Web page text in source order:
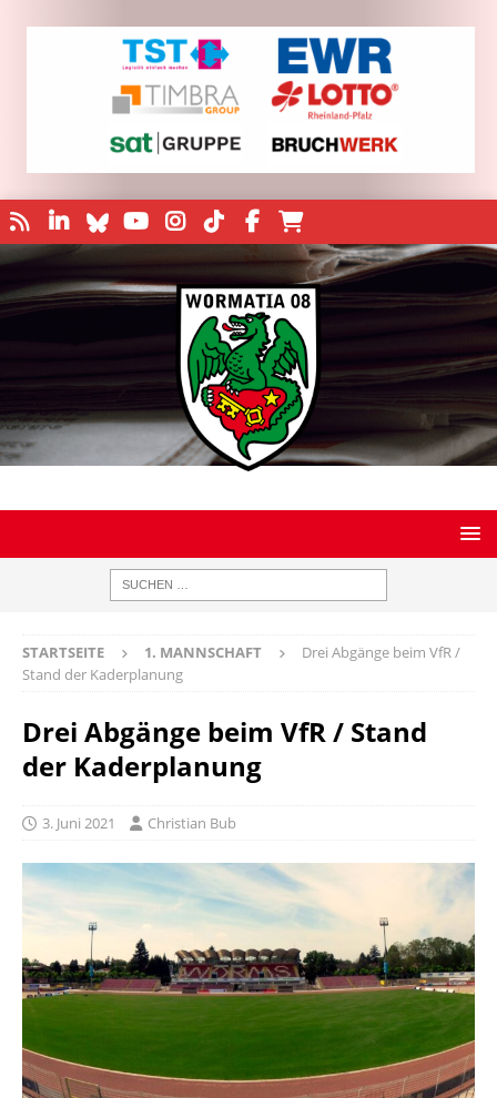
STARTSEITE 1. MANNSCHAFT
Drei Abgänge beim VfR /
Stand der Kaderplanung
Drei Abgänge beim VfR / Stand
der Kaderplanung
3. Juni 2021 Christian Bub